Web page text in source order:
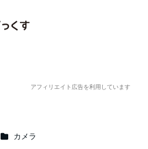
アフィリエイト広告を利用しています
カテゴリー
カメラ